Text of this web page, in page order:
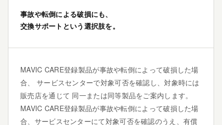
事故や転倒による破損にも、
交換サポートという選択肢を。
MAVIC CARE登録製品が事故や転倒によって破損した場
合、 サービスセンターで対象可否を確認し、対象時には
販売店を通じて 同一または同等製品をご案内します。
MAVIC CARE登録製品が事故や転倒によって破損した場
合、サービスセンターにて対象可否を確認のうえ、有償